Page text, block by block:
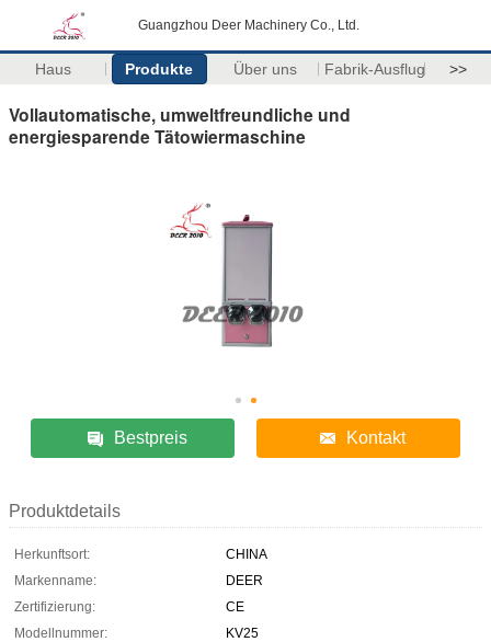
Guangzhou Deer Machinery Co., Ltd.
Haus Produkte Über uns Fabrik-Ausflug >>
Vollautomatische, umweltfreundliche und
energiesparende Tätowiermaschine
Bestpreis Kontakt
Produktdetails
Herkunftsort:
CHINA
Markenname:
DEER
Zertifizierung:
CE
Modellnummer:
KV25